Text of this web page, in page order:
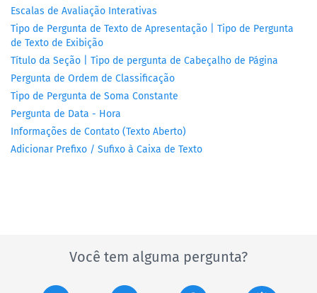
Escalas de Avaliação Interativas
Tipo de Pergunta de Texto de Apresentação | Tipo de Pergunta
de Texto de Exibição
Título da Seção | Tipo de pergunta de Cabeçalho de Página
Pergunta de Ordem de Classificação
Tipo de Pergunta de Soma Constante
Pergunta de Data - Hora
Informações de Contato (Texto Aberto)
Adicionar Prefixo / Sufixo à Caixa de Texto
Você tem alguma pergunta?